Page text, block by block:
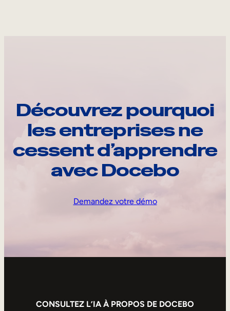
Découvrez pourquoi
les entreprises ne
cessent d’apprendre
avec Docebo
Demandez votre démo
CONSULTEZ L’IA À PROPOS DE DOCEBO